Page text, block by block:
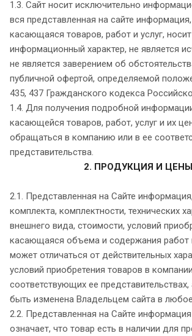
1.3. Сайт носит исключительно
вся представленная на сайте
касающаяся товаров, работ и услуг,
информационный характер, не является
не является заверением об
публичной офертой, определяемой
435, 437 Гражданского кодекса
1.4. Для получения подробной
касающейся товаров, работ, услуг и их
обращаться в компанию или в ее
представительства.
2. ПРОДУКЦИЯ И ЦЕНЫ
2.1. Представленная на Сайте
комплекта, комплектности, технических
внешнего вида, стоимости, условий
касающаяся объема и содержания работ
может отличаться от действительных
условий приобретения товаров в
соответствующих ее
быть изменена Владельцем сайта в
2.2. Представленная на Сайте
означает, что товар есть в наличии для